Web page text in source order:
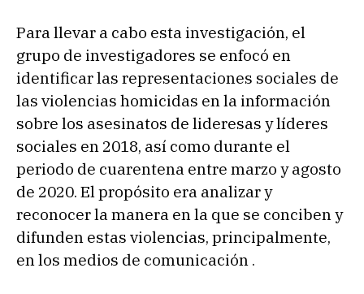
Para llevar a cabo esta investigación, el
grupo de investigadores se enfocó en
identificar las representaciones sociales de
las violencias homicidas en la información
sobre los asesinatos de lideresas y líderes
sociales en 2018, así como durante el
periodo de cuarentena entre marzo y agosto
de 2020. El propósito era analizar y
reconocer la manera en la que se conciben y
difunden estas violencias, principalmente,
en los medios de comunicación .